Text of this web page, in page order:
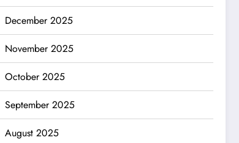
December 2025
November 2025
October 2025
September 2025
August 2025